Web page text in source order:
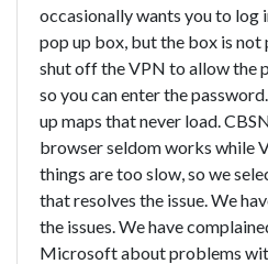
occasionally wants you to log
pop up box, but the box is not
shut off the VPN to allow the
so you can enter the
up maps that never load.
browser seldom works while
things are too slow, so we
that resolves the issue. We
the issues. We have
Microsoft about problems